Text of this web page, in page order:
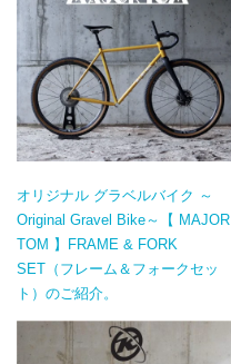
オリジナル グラベルバイク ～
Original Gravel Bike～【 MAJOR
TOM 】FRAME & FORK
SET（フレーム＆フォークセッ
ト）のご紹介。